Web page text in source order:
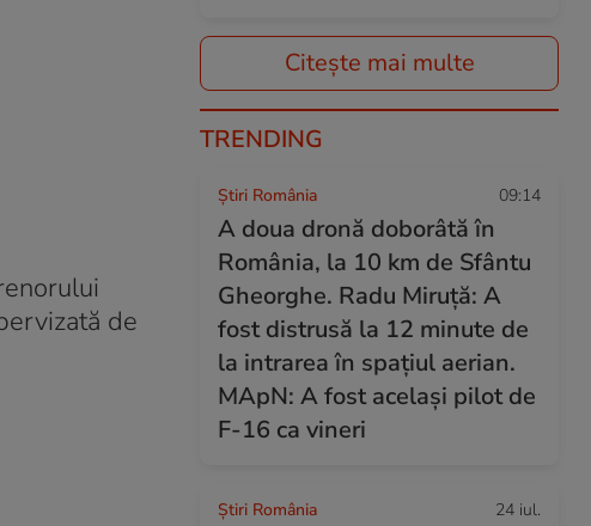
de
Citește mai multe
TRENDING
Știri România 09:14
A doua dronă doborâtă în
România, la 10 km de Sfântu
Gheorghe. Radu Miruță: A
fost distrusă la 12 minute de
la intrarea în spațiul aerian.
MApN: A fost același pilot de
F-16 ca vineri
Știri România 24 iul.